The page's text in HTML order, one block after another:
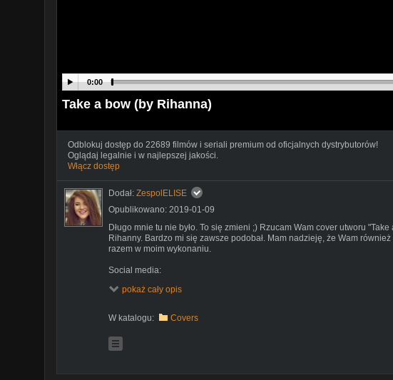
0:00
Take a bow (by Rihanna)
Odblokuj dostęp do 22689 filmów i seriali premium od oficjalnych dystrybutorów!
Oglądaj legalnie i w najlepszej jakości.
Włącz dostęp
Dodał: ZespolELISE
Opublikowano: 2019-01-09
Długo mnie tu nie było. To się zmieni ;) Rzucam Wam cover utworu
Rihanny. Bardzo mi się zawsze podobał. Mam nadzieję, że Wam
razem w moim wykonaniu.
Social media:
www.facebook.com/zespolelise
Więcej na:
www.elise.pl
pokaż cały opis
W katalogu: Covers